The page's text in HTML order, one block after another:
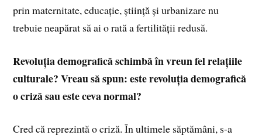
prin maternitate, educație, știință și urbanizare nu
trebuie neapărat să ai o rată a fertilității redusă.
Revoluția demografică schimbă în vreun fel relațiile
culturale? Vreau să spun: este revoluția demografică
o criză sau este ceva normal?
Cred că reprezintă o criză. În ultimele săptămâni, s-a